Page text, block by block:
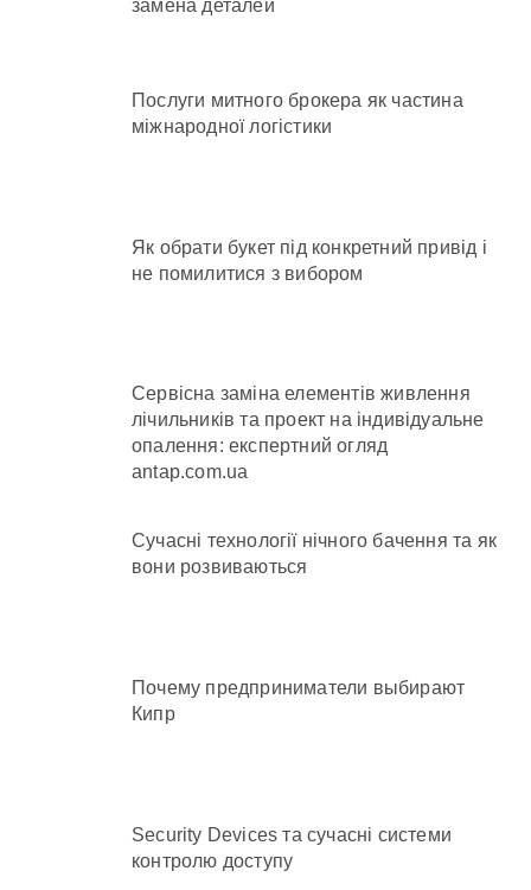
замена деталей
Послуги митного брокера як частина
міжнародної логістики
Як обрати букет під конкретний привід і
не помилитися з вибором
Сервісна заміна елементів живлення
лічильників та проект на індивідуальне
опалення: експертний огляд
antap.com.ua
Сучасні технології нічного бачення та як
вони розвиваються
Почему предприниматели выбирают
Кипр
Security Devices та сучасні системи
контролю доступу